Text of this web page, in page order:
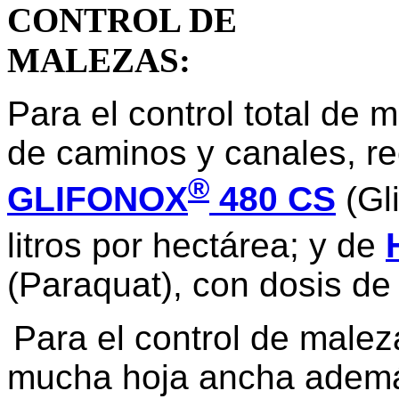
CONTROL DE
MALEZAS:
Para el control total de
de caminos y canales,
GLIFONOX® 480 CS
litros por hectárea; y de
(Paraquat), con dosis
Para el control de
mucha hoja ancha